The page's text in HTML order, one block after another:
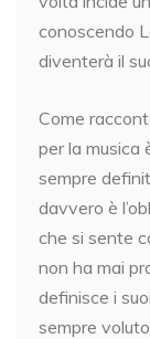
conoscendo
diventerà il
Come
per la musica
sempre
davvero è
che si sente
non ha mai
definisce i
sempre